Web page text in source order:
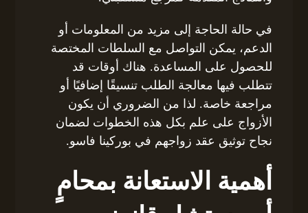
في حالة الحاجة إلى مزيد من المعلومات أو
الدعم، يمكن التواصل مع السلطات المختصة
للحصول على المساعدة. هناك أوقات قد
تتطلب فيها معالجة الطلب تنسيقًا إضافيًا أو
مراجعة خاصة. لذا من الضروري أن يكون
الأزواج على علم بكل هذه الخطوات لضمان
نجاح توثيق عقد زواجهم في بوركينا فاسو.
أهمية الاستعانة بمحامٍ